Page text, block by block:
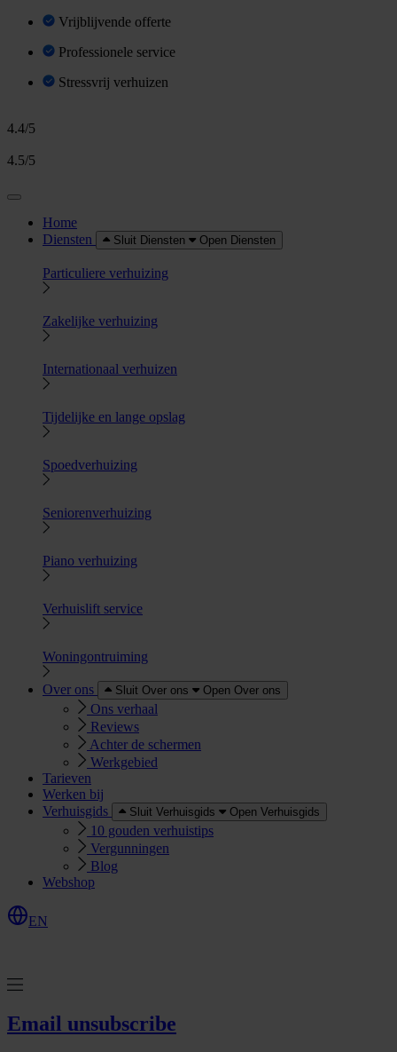
Vrijblijvende offerte
Professionele service
Stressvrij verhuizen
4.4/5
4.5/5
Home
Diensten
Sluit Diensten Open Diensten
Particuliere verhuizing
Zakelijke verhuizing
Internationaal verhuizen
Tijdelijke en lange opslag
Spoedverhuizing
Seniorenverhuizing
Piano verhuizing
Verhuislift service
Woningontruiming
Over ons Sluit Over ons Open Over ons
Ons verhaal
Reviews
Achter de schermen
Werkgebied
Tarieven
Werken bij
Verhuisgids
Sluit Verhuisgids Open Verhuisgids
10 gouden verhuistips
Vergunningen
Blog
Webshop
EN
Email unsubscribe